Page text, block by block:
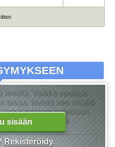
sisään
Rekisteröidy.
linkillä. Vaikka vastaus
takaa, tiivistä sen sisältö
toiseen palveluun
kysymykseensä.